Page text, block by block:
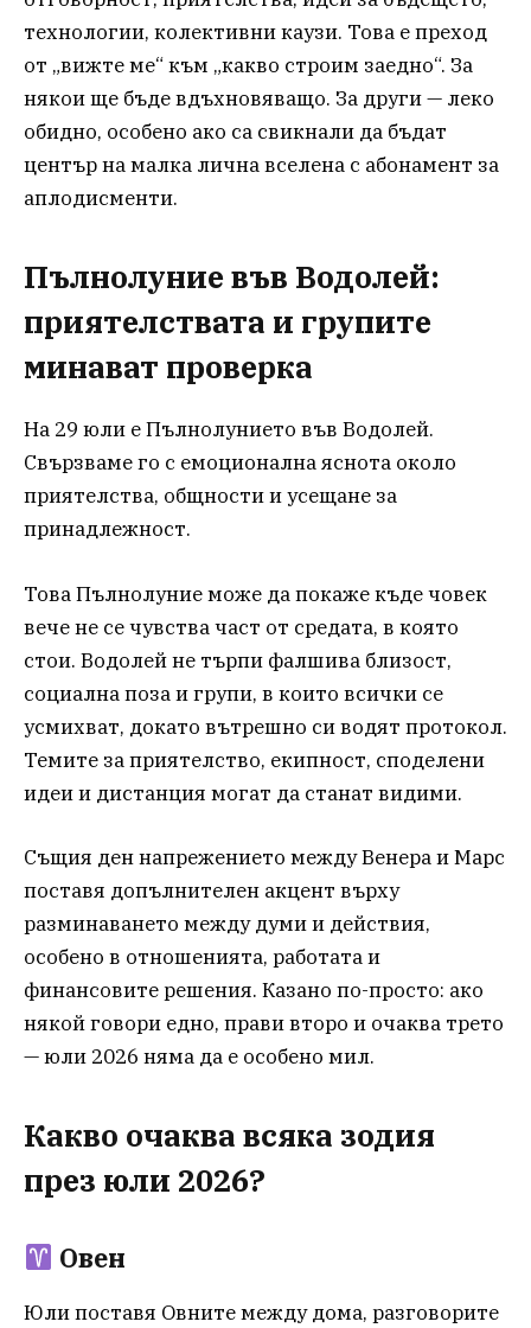
технологии, колективни каузи. Това е преход
от „вижте ме“ към „какво строим заедно“. За
някои ще бъде вдъхновяващо. За други — леко
обидно, особено ако са свикнали да бъдат
център на малка лична вселена с абонамент за
аплодисменти.
Пълнолуние във Водолей:
приятелствата и групите
минават проверка
На 29 юли е Пълнолунието във Водолей.
Свързваме го с емоционална яснота около
приятелства, общности и усещане за
принадлежност.
Това Пълнолуние може да покаже къде човек
вече не се чувства част от средата, в която
стои. Водолей не търпи фалшива близост,
социална поза и групи, в които всички се
усмихват, докато вътрешно си водят протокол.
Темите за приятелство, екипност, споделени
идеи и дистанция могат да станат видими.
Същия ден напрежението между Венера и Марс
поставя допълнителен акцент върху
разминаването между думи и действия,
особено в отношенията, работата и
финансовите решения. Казано по-просто: ако
някой говори едно, прави второ и очаква трето
— юли 2026 няма да е особено мил.
Какво очаква всяка зодия
през юли 2026?
Овен
Юли поставя Овните между дома, разговорите